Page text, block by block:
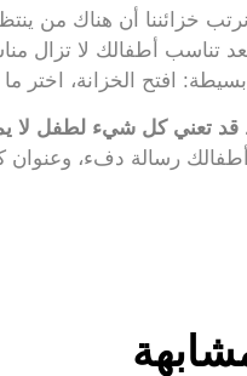
خزائننا أن هناك من
تناسب أطفالك لا تزال
بسيطة: افتح الخزانة، اختر
تعني كل شيء لطفل لا
رسالة دفء، وعنوان